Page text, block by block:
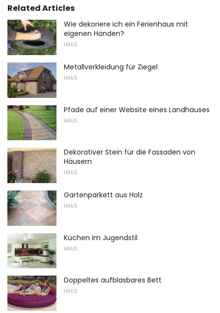
Related Articles
Wie dekoriere ich ein Ferienhaus mit
eigenen Händen?
HAUS
Metallverkleidung für Ziegel
HAUS
Pfade auf einer Website eines Landhauses
HAUS
Dekorativer Stein für die Fassaden von
Häusern
HAUS
Gartenparkett aus Holz
HAUS
Küchen im Jugendstil
HAUS
Doppeltes aufblasbares Bett
HAUS